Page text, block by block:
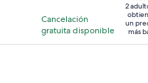
Cancelación
gratuita disponible
2
un
más